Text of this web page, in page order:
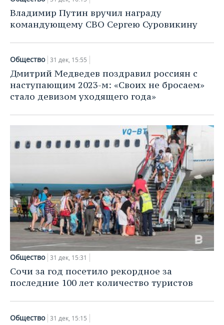
Владимир Путин вручил награду
командующему СВО Сергею Суровикину
Общество 31 дек, 15:55
Дмитрий Медведев поздравил россиян с
наступающим 2023-м: «Своих не бросаем»
стало девизом уходящего года»
Общество 31 дек, 15:31
Сочи за год посетило рекордное за
последние 100 лет количество туристов
Общество 31 дек, 15:15